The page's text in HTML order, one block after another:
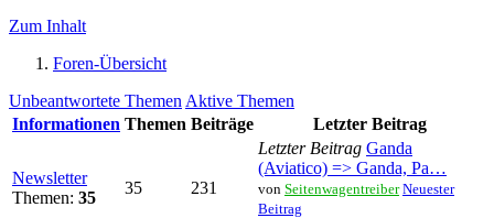
Zum Inhalt
Foren-Übersicht
Unbeantwortete Themen Aktive Themen
Informationen Themen Beiträge Letzter Beitrag
Newsletter
Themen: 35
35 231
Letzter Beitrag Ganda
(Aviatico) => Ganda, Pa…
von Seitenwagentreiber Neuester
Beitrag